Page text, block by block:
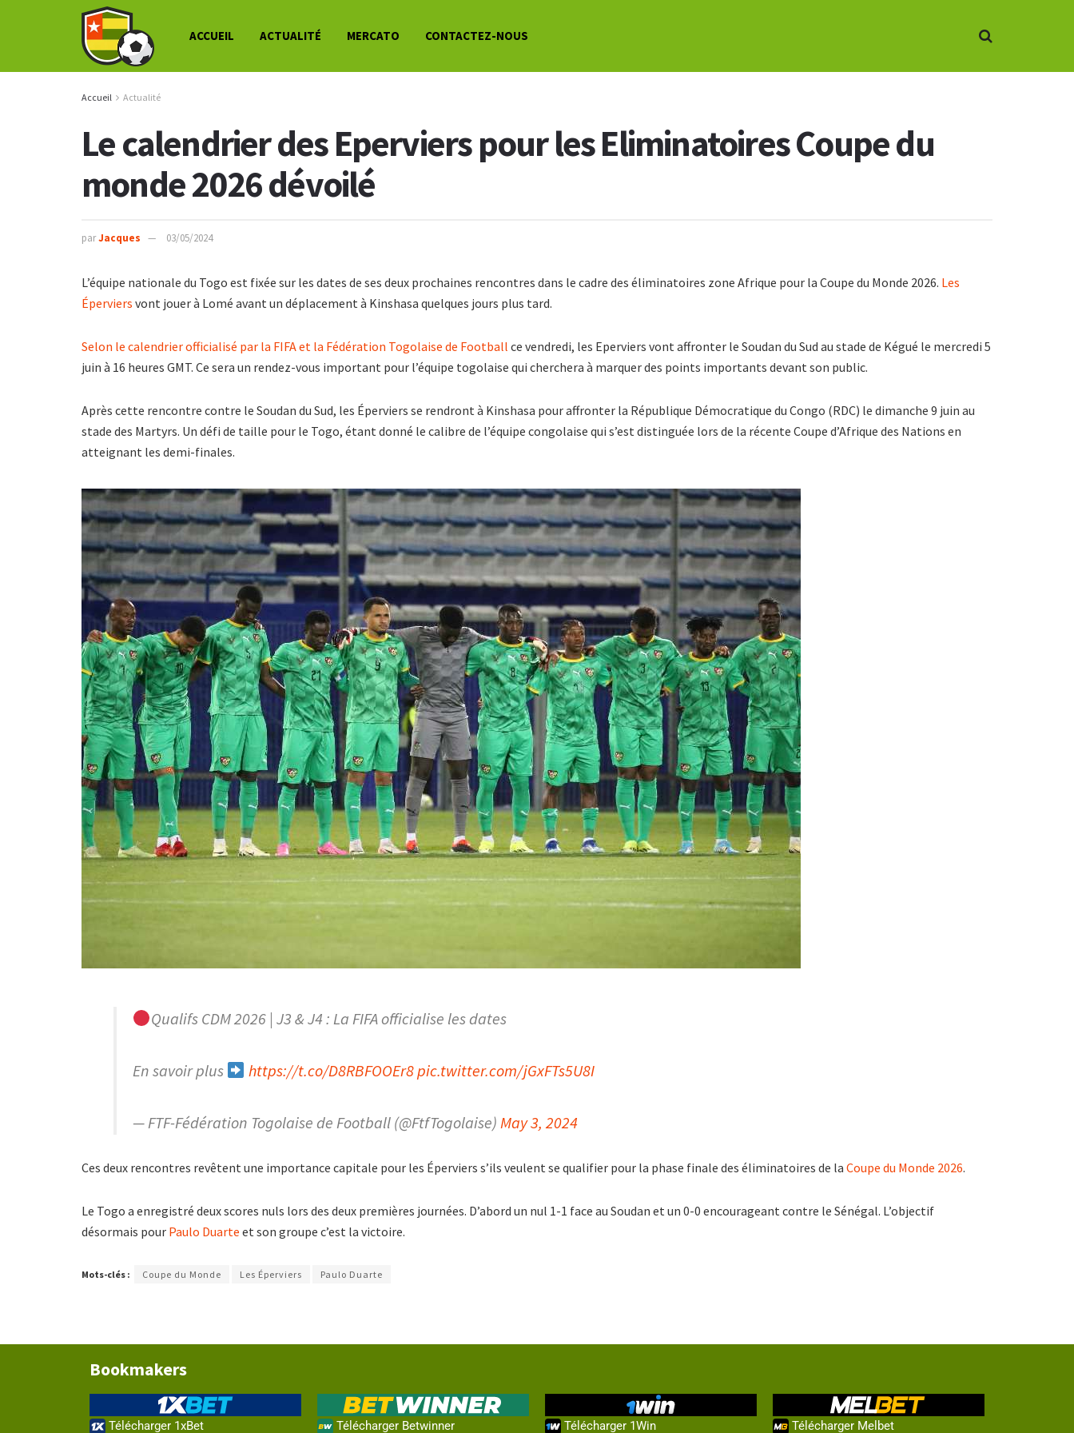
ACCUEIL ACTUALITÉ MERCATO CONTACTEZ-NOUS
Accueil Actualité
Le calendrier des Eperviers pour les Eliminatoires Coupe du
monde 2026 dévoilé
parJacques 03/05/2024
L’équipe nationale du Togo est fixée sur les dates de ses deux prochaines rencontres dans le cadre des éliminatoires zone Afrique pour la Coupe du Monde 2026. Les
Éperviers vont jouer à Lomé avant un déplacement à Kinshasa quelques jours plus tard.
Selon le calendrier officialisé par la FIFA et la Fédération Togolaise de Football ce vendredi, les Eperviers vont affronter le Soudan du Sud au stade de Kégué le mercredi 5
juin à 16 heures GMT. Ce sera un rendez-vous important pour l’équipe togolaise qui cherchera à marquer des points importants devant son public.
Après cette rencontre contre le Soudan du Sud, les Éperviers se rendront à Kinshasa pour affronter la République Démocratique du Congo (RDC) le dimanche 9 juin au
stade des Martyrs. Un défi de taille pour le Togo, étant donné le calibre de l’équipe congolaise qui s’est distinguée lors de la récente Coupe d’Afrique des Nations en
atteignant les demi-finales.
Qualifs CDM 2026 | J3 & J4 : La FIFA officialise les dates
En savoir plus https://t.co/D8RBFOOEr8pic.twitter.com/jGxFTs5U8I
— FTF-Fédération Togolaise de Football (@FtfTogolaise) May 3, 2024
Ces deux rencontres revêtent une importance capitale pour les Éperviers s’ils veulent se qualifier pour la phase finale des éliminatoires de la Coupe du Monde 2026.
Le Togo a enregistré deux scores nuls lors des deux premières journées. D’abord un nul 1-1 face au Soudan et un 0-0 encourageant contre le Sénégal. L’objectif
désormais pour Paulo Duarte et son groupe c’est la victoire.
Mots-clés : Coupe du Monde Les Éperviers Paulo Duarte
Bookmakers
Télécharger 1xBet Télécharger Betwinner Télécharger 1Win Télécharger Melbet